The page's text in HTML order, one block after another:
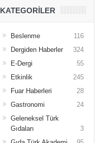
KATEGORILER
Beslenme
116
Dergiden Haberler
324
E-Dergi
55
Etkinlik
245
Fuar Haberleri
28
Gastronomi
24
Geleneksel Türk
Gıdaları
3